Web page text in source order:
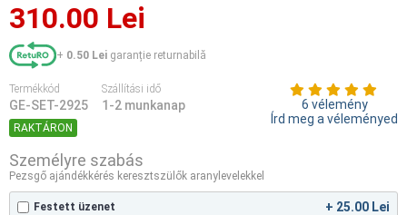
310.00 Lei
+ 0.50 Leigaranție returnabilă
Termékkód
GE-SET-2925
Szállítási idő
1-2 munkanap
RAKTÁRON
6 vélemény
Írd meg a véleményed
Személyre szabás
Pezsgő ajándékkérés keresztszülők aranylevelekkel
Festett üzenet + 25.00 Lei